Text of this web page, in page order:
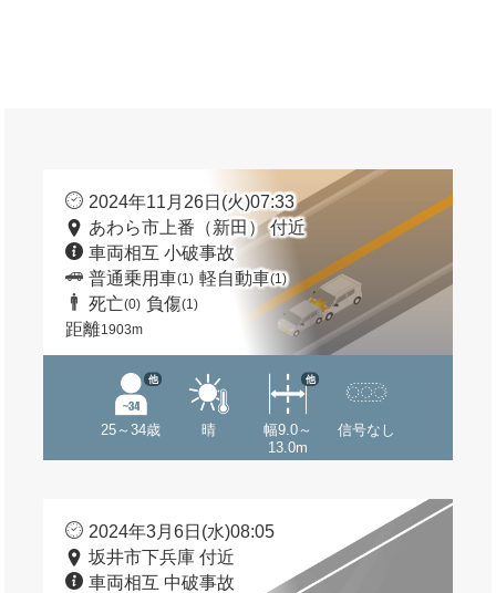
2024年11月26日(火)07:33
あわら市上番（新田） 付近
車両相互 小破事故
普通乗用車(1) 軽自動車(1)
死亡(0) 負傷(1)
距離1903m
25～34歳
他
晴
幅9.0～
13.0m
他
信号なし
2024年3月6日(水)08:05
坂井市下兵庫 付近
車両相互 中破事故